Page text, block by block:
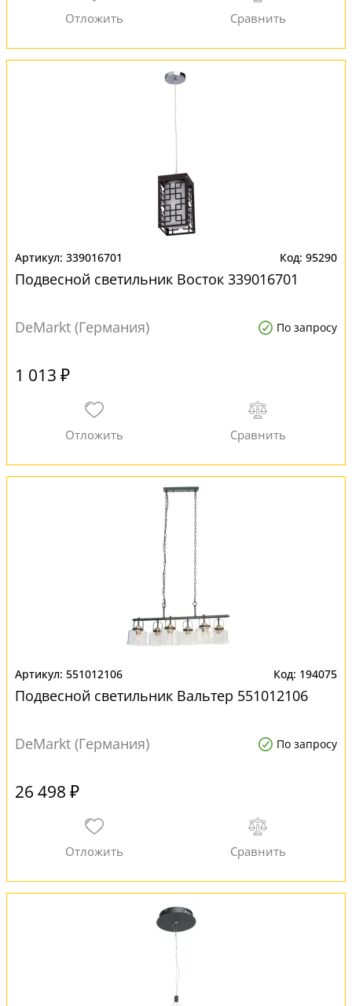
339016701 95290
Подвесной светильник Восток 339016701
DeMarkt (Германия) По запросу
1 013 ₽
551012106 194075
Подвесной светильник Вальтер 551012106
DeMarkt (Германия) По запросу
26 498 ₽